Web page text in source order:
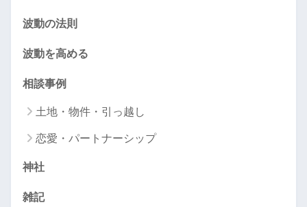
波動の法則
波動を高める
相談事例
土地・物件・引っ越し
恋愛・パートナーシップ
神社
雑記